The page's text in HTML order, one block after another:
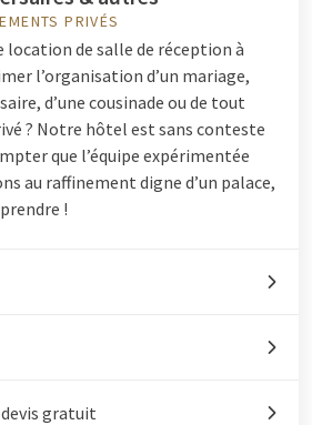
PRIVÉS
location de salle de réception à
l’organisation d’un mariage,
d’une cousinade ou de tout
? Notre hôtel est sans conteste
que l’équipe expérimentée
au raffinement digne d’un palace,
!
gratuit